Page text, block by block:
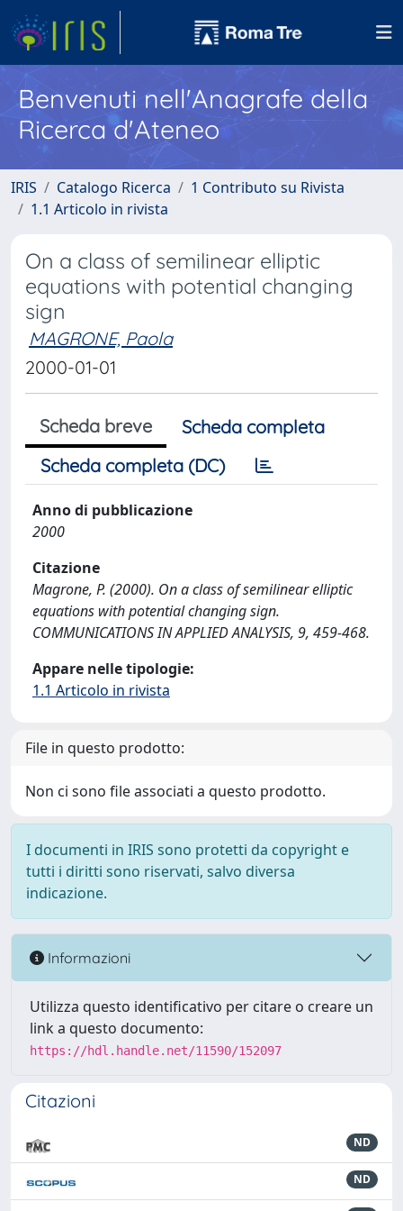
Benvenuti nell'Anagrafe della
Ricerca d'Ateneo
IRIS Catalogo Ricerca
1 Contributo su Rivista
1.1 Articolo in rivista
On a class of semilinear elliptic
equations with potential changing
sign
MAGRONE, Paola
2000-01-01
Scheda breve
Scheda completa
Scheda completa (DC)
Anno di pubblicazione
2000
Citazione
Magrone, P. (2000). On a class of semilinear elliptic
equations with potential changing sign.
COMMUNICATIONS IN APPLIED ANALYSIS, 9, 459-468.
Appare nelle tipologie:
1.1 Articolo in rivista
File in questo prodotto:
Non ci sono file associati a questo prodotto.
I documenti in IRIS sono protetti da copyright e
tutti i diritti sono riservati, salvo diversa
indicazione.
Informazioni
Utilizza questo identificativo per citare o creare un
link a questo documento:
https://hdl.handle.net/11590/152097
Citazioni
ND
ND